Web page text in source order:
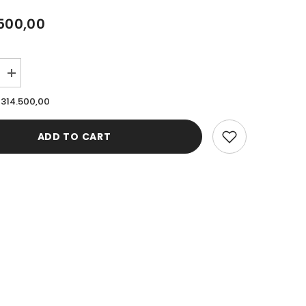
Increase
quantity
for
Cardinal
Celana
314.500,00
ADD TO CART